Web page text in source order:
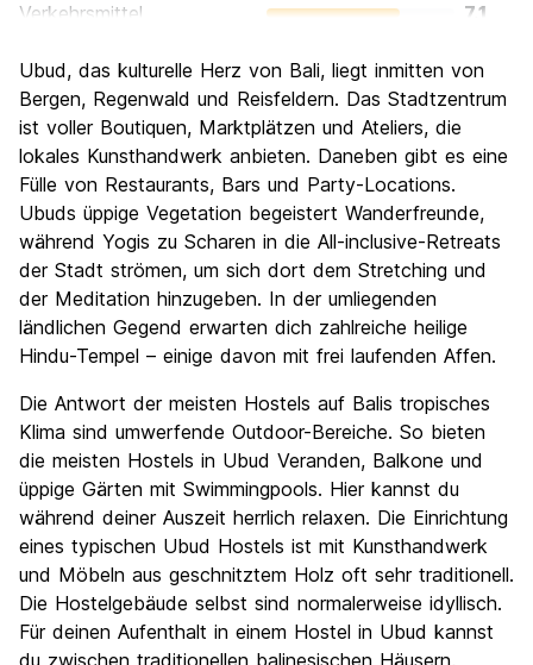
Verkehrsmittel
7.1
Kultur
7.7
Nachtleben / Party
Preis-Leistungsverhältnis
7.8
Ubud, das kulturelle Herz von Bali, liegt inmitten von
Bergen, Regenwald und Reisfeldern. Das Stadtzentrum
ist voller Boutiquen, Marktplätzen und Ateliers, die
lokales Kunsthandwerk anbieten. Daneben gibt es eine
Fülle von Restaurants, Bars und Party-Locations.
Ubuds üppige Vegetation begeistert Wanderfreunde,
während Yogis zu Scharen in die All-inclusive-Retreats
der Stadt strömen, um sich dort dem Stretching und
der Meditation hinzugeben. In der umliegenden
ländlichen Gegend erwarten dich zahlreiche heilige
Hindu-Tempel – einige davon mit frei laufenden Affen.
Die Antwort der meisten Hostels auf Balis tropisches
Klima sind umwerfende Outdoor-Bereiche. So bieten
die meisten Hostels in Ubud Veranden, Balkone und
üppige Gärten mit Swimmingpools. Hier kannst du
während deiner Auszeit herrlich relaxen. Die Einrichtung
eines typischen Ubud Hostels ist mit Kunsthandwerk
und Möbeln aus geschnitztem Holz oft sehr traditionell.
Die Hostelgebäude selbst sind normalerweise idyllisch.
Für deinen Aufenthalt in einem Hostel in Ubud kannst
du zwischen traditionellen balinesischen Häusern,